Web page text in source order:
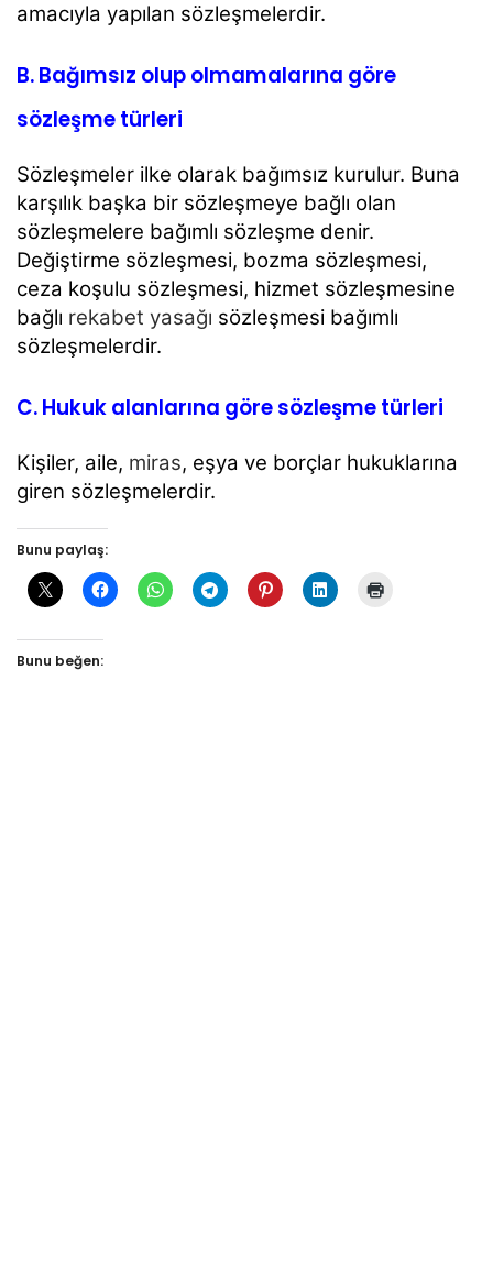
amacıyla yapılan sözleşmelerdir.
B. Bağımsız olup olmamalarına göre
sözleşme türleri
Sözleşmeler ilke olarak bağımsız kurulur. Buna
karşılık başka bir sözleşmeye bağlı olan
sözleşmelere bağımlı sözleşme denir.
Değiştirme sözleşmesi, bozma sözleşmesi,
ceza koşulu sözleşmesi, hizmet sözleşmesine
bağlı rekabet yasağı sözleşmesi bağımlı
sözleşmelerdir.
C. Hukuk alanlarına göre sözleşme türleri
Kişiler, aile, miras, eşya ve borçlar hukuklarına
giren sözleşmelerdir.
Bunu paylaş:
Bunu beğen: